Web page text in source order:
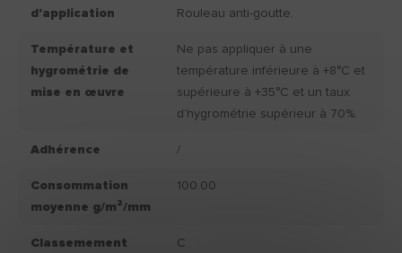
d'application
Rouleau anti-goutte.
Température et
hygrométrie de
mise en œuvre
Ne pas appliquer à une
température inférieure à +8°C et
supérieure à +35°C et un taux
d’hygrométrie supérieur à 70%.
Adhérence /
Consommation
moyenne g/m²/mm
100.00
Classemement
C